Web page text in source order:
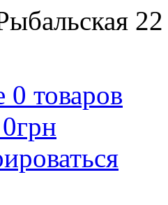
22
0 товаров
0грн